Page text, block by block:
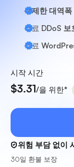
무제한 대역
무료 DDoS 보
무료
시작 시간
$3.31/을 위한*
위험 부담 없이
30일 환불 보장